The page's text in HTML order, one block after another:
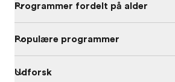
Programmer fordelt på alder
Populære programmer
Udforsk